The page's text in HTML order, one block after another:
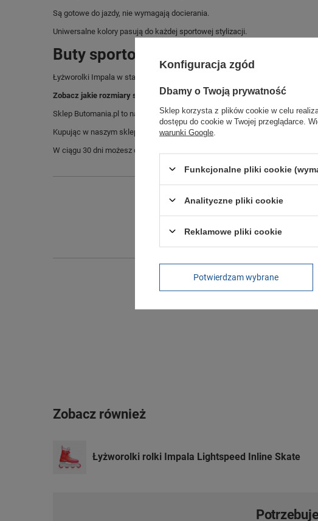
Są gotowe do jazdy, nie wymagają docierania.
Uniwersalne kolory pasują do każdej sportowej stylizacji.
Buty sportowe sklep Butomania.pl
Łyżworolki Impala w standardowych rozmiarach 36, 37, 38, 39, 40, 41, 42.
Zobacz jakie rozmiary są dostępne.
Sklep Butomania.pl to największy wybór obuwia sportowego dla całej Twojej
Kupując w naszym sklepie internetowym masz gwarancję, że towar jest
W ciągu 30 dni możesz dokonać zwrotu bądź wymiany towaru bez podania
Zobacz również
Łyżworolki rolki Impala Lightspeed Inline Skate
Konfiguracja zgód
Dbamy o Twoją prywatność
Sklep korzysta z plików cookie w celu
dostępu do cookie w Twojej przeglądarce.
warunki Google
Funkcjonalne pliki cookie
Analityczne pliki cookie
Reklamowe pliki cookie
Potwierdzam wybrane